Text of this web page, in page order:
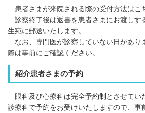
読み上げる
言語を変更する
E
n
s
文
体
中
文
국
어
患者さまが来院される際の受付方法はこ
診察終了後は返書を患者さまにお渡しす
生宛に郵送いたします。
なお、専門医が診察していない日があり
際は事前にご確認ください。
紹介患者さまの予約
眼科及び心療科は完全予約制とさせてい
診療科で予約をお受けいたしますので、事